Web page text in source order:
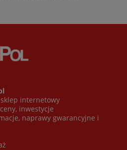
internetowy
inwestycje
naprawy gwarancyjne i